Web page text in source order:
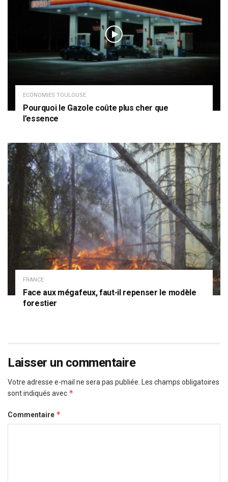
ECONOMIES TOULOUSE
Pourquoi le Gazole coûte plus cher que
l’essence
FRANCE
Face aux mégafeux, faut-il repenser le modèle
forestier
Laisser un commentaire
Votre adresse e-mail ne sera pas publiée.
Les champs obligatoires
sont indiqués avec *
Commentaire *